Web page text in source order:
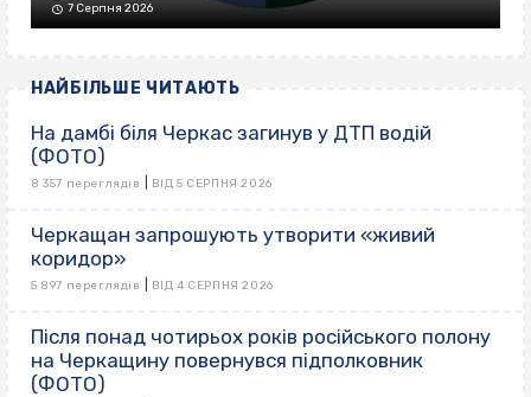
7 Серпня 2026
НАЙБІЛЬШЕ ЧИТАЮТЬ
На дамбі біля Черкас загинув у ДТП водій
(ФОТО)
8 357 переглядів ВІД 5 СЕРПНЯ 2026
Черкащан запрошують утворити «живий
коридор»
5 897 переглядів ВІД 4 СЕРПНЯ 2026
Після понад чотирьох років російського полону
на Черкащину повернувся підполковник
(ФОТО)